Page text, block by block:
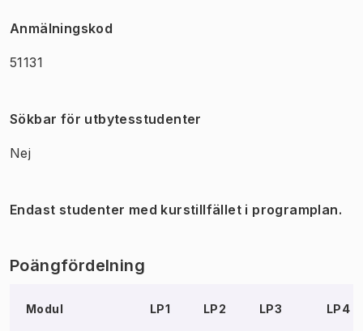
Anmälningskod
51131
Sökbar för utbytesstudenter
Nej
Endast studenter med kurstillfället i programplan.
Poängfördelning
Modul LP1 LP2 LP3 LP4